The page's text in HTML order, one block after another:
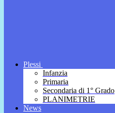
Plessi
Infanzia
Primaria
Secondaria di 1° Grado
PLANIMETRIE
News